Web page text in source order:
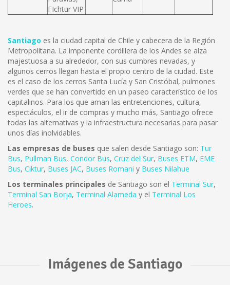
FIchtur VIP
Santiago es la ciudad capital de Chile y cabecera de la Región
Metropolitana. La imponente cordillera de los Andes se alza
majestuosa a su alrededor, con sus cumbres nevadas, y
algunos cerros llegan hasta el propio centro de la ciudad. Este
es el caso de los cerros Santa Lucía y San Cristóbal, pulmones
verdes que se han convertido en un paseo característico de los
capitalinos. Para los que aman las entretenciones, cultura,
espectáculos, el ir de compras y mucho más, Santiago ofrece
todas las alternativas y la infraestructura necesarias para pasar
unos días inolvidables.
Las empresas de buses que salen desde Santiago son: Tur
Bus, Pullman Bus, Condor Bus, Cruz del Sur, Buses ETM, EME
Bus, Ciktur, Buses JAC, Buses Romani y Buses Nilahue
Los terminales principales de Santiago son el Terminal Sur,
Terminal San Borja, Terminal Alameda y el Terminal Los
Heroes.
Imágenes de Santiago